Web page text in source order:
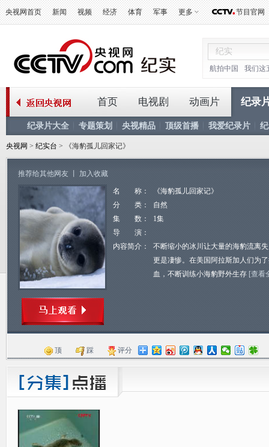
央视网首页 新闻 视频 经济 体育 军事 更多 节目官网
航拍中国 我们这
首页 电视剧 动画片 纪录
纪录片大全 专题策划 央视精品 顶级首播 我爱纪录片
央视网 > 纪实台 > 《海豹孤儿回家记》
推荐给其他网友 加入收藏
名 称：
《海豹孤儿回家记》
分 类：
自然
集 数：
1集
导 演：
内容简介：
不断缩小的冰川让大量的海豹流离
更是凄惨。在美国阿拉斯加人们为
血，不断训练小海豹野外生存 [查看
顶 踩 评分